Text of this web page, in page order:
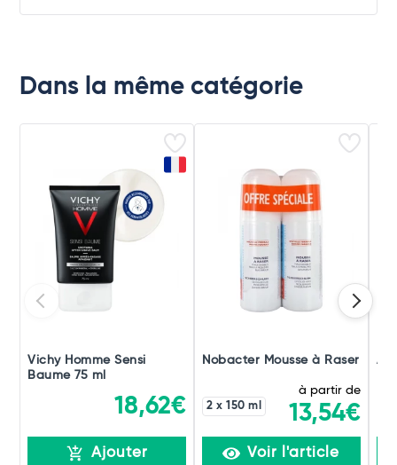
Dans la même catégorie
Vichy Homme Sensi
Baume 75 ml
18,62€
Ajouter
Nobacter Mousse à Raser
2 x 150 ml
à partir de
13,54€
Voir l'article